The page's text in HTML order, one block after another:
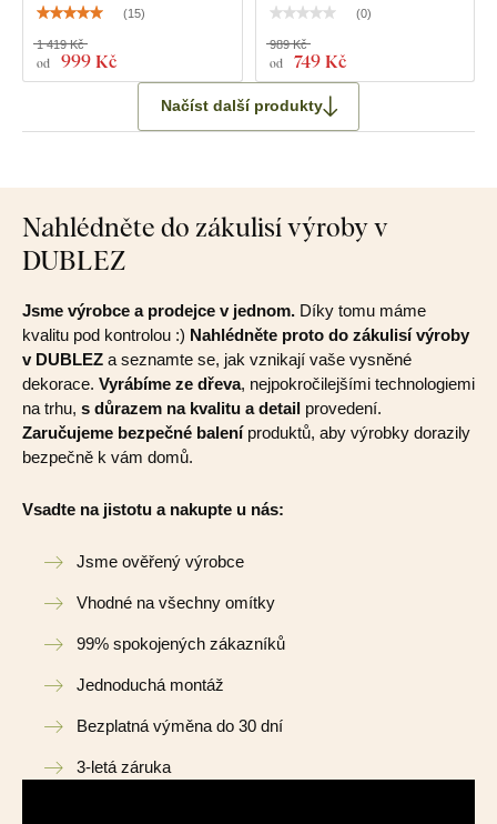
(15)
od 999 Kč
1 419 Kč
(0)
od 749 Kč
989 Kč
Načíst další produkty
Nahlédněte do zákulisí výroby v
DUBLEZ
Jsme výrobce a prodejce v jednom. Díky tomu máme
kvalitu pod kontrolou :) Nahlédněte proto do zákulisí výroby
v DUBLEZ a seznamte se, jak vznikají vaše vysněné
dekorace. Vyrábíme ze dřeva, nejpokročilejšími technologiemi
na trhu, s důrazem na kvalitu a detail provedení.
Zaručujeme bezpečné baleníproduktů, aby výrobky dorazily
bezpečně k vám domů.
Vsadte na jistotu a nakupte u nás:
Jsme ověřený výrobce
Vhodné na všechny omítky
99% spokojených zákazníků
Jednoduchá montáž
Bezplatná výměna do 30 dní
3-letá záruka